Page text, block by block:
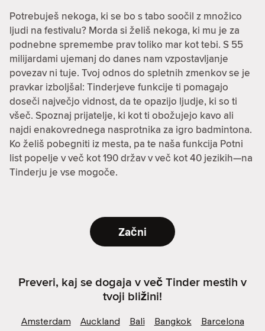
Potrebuješ nekoga, ki se bo s tabo soočil z množico
ljudi na festivalu? Morda si želiš nekoga, ki mu je za
podnebne spremembe prav toliko mar kot tebi. S 55
milijardami ujemanj do danes nam vzpostavljanje
povezav ni tuje. Tvoj odnos do spletnih zmenkov se je
pravkar izboljšal: Tinderjeve funkcije ti pomagajo
doseči največjo vidnost, da te opazijo ljudje, ki so ti
všeč. Spoznaj prijatelje, ki kot ti obožujejo kavo ali
najdi enakovrednega nasprotnika za igro badmintona.
Ko želiš pobegniti iz mesta, pa te naša funkcija Potni
list popelje v več kot 190 držav v več kot 40 jezikih—na
Tinderju je vse mogoče.
Začni
Preveri, kaj se dogaja v več Tinder mestih v
tvoji bližini!
Amsterdam Auckland Bali Bangkok
Barcelona